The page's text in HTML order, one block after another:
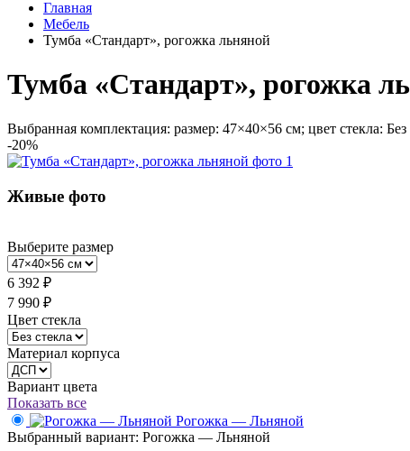
Главная
Мебель
Тумба «Стандарт», рогожка льняной
Тумба «Стандарт», рогожка
Выбранная комплектация: размер: 47×40×56 см; цвет стекла:
-20%
Живые фото
Выберите размер
6 392 ₽
7 990 ₽
Цвет стекла
Материал корпуса
Вариант цвета
Показать все
Рогожка — Льняной
Выбранный вариант: Рогожка — Льняной